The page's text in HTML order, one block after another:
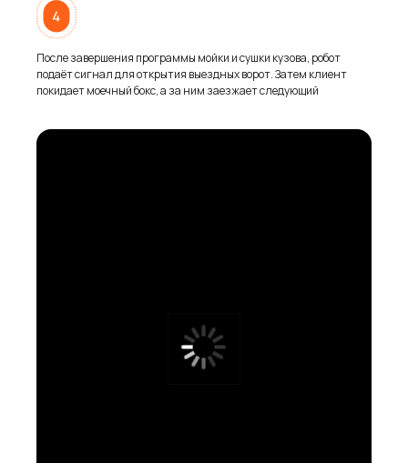
После завершения программы мойки и сушки кузова, робот
подаёт сигнал для открытия выездных ворот. Затем клиент
покидает моечный бокс, а за ним заезжает следующий